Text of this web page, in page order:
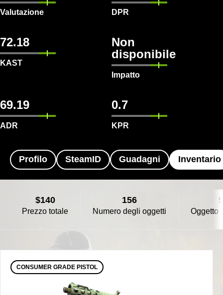
Valutazione DPR
72.18
KAST
Non
disponibile
Impatto
69.19
ADR
0.7
KPR
Profilo SteamID Guadagni Inventario
Prezzo totale
$140
Numero degli oggetti
156
Oggetto
CONSUMER GRADE PISTOL